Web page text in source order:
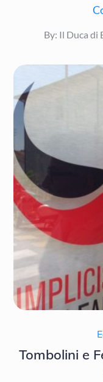
By: Il Duca di
Tombolini e